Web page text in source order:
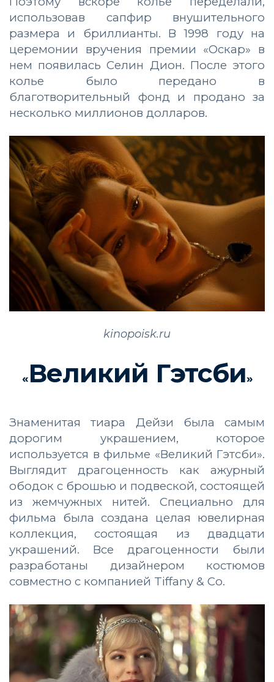
использовав сапфир внушительного
размера и бриллианты. В 1998 году на
церемонии вручения премии «Оскар» в
нем появилась Селин Дион. После этого
колье было передано в
благотворительный фонд и продано за
несколько миллионов долларов.
kinopoisk.ru
«Великий Гэтсби»
Знаменитая тиара Дейзи была самым
дорогим украшением, которое
используется в фильме «Великий Гэтсби».
Выглядит драгоценность как ажурный
ободок с брошью и подвеской, состоящей
из жемчужных нитей. Специально для
фильма была создана целая ювелирная
коллекция, состоящая из двадцати
украшений. Все драгоценности были
разработаны дизайнером костюмов
совместно с компанией Tiffany & Co.